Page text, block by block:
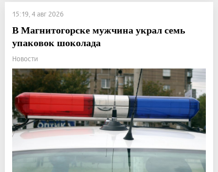
15:19, 4 авг 2026
В Магнитогорске мужчина украл семь
упаковок шоколада
Новости